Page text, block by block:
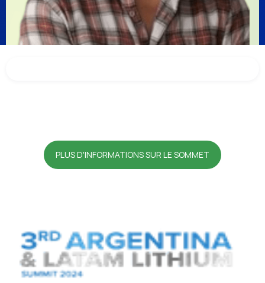
PLUS D'INFORMATIONS SUR LE SOMMET